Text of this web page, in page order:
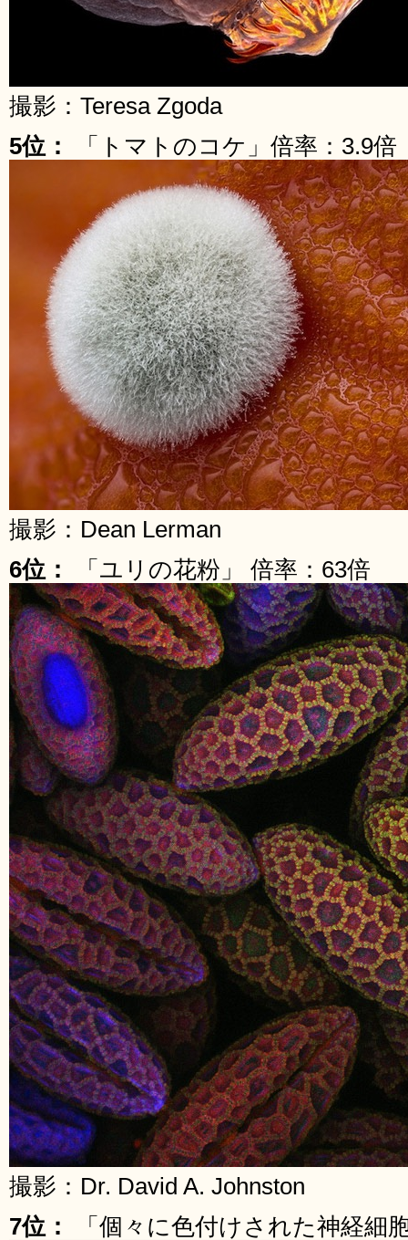
撮影：Teresa Zgoda
5位：
「トマトのコケ」倍率：3.9倍
撮影：Dean Lerman
6位：
「ユリの花粉」 倍率：63倍
撮影：Dr. David A. Johnston
7位：
「個々に色付けされた神経細